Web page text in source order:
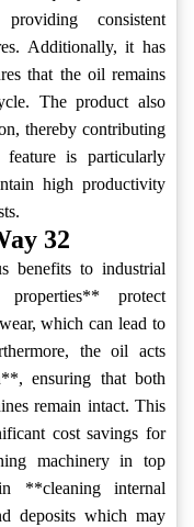
consistent
Additionally, it has
that the oil remains
The product also
thereby contributing
is particularly
high productivity
32
benefits to industrial
protect
which can lead to
the oil acts
ensuring that both
remain intact. This
cost savings for
machinery in top
**cleaning internal
deposits which may